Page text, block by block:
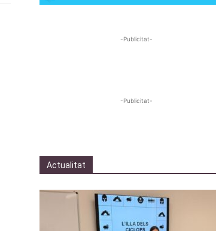
-Publicitat-
-Publicitat-
Actualitat